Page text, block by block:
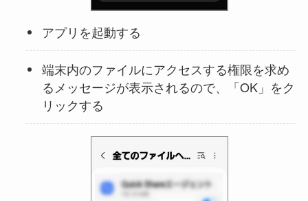
アプリを起動する
端末内のファイルにアクセスする権限を求め
るメッセージが表示されるので、「OK」をク
リックする